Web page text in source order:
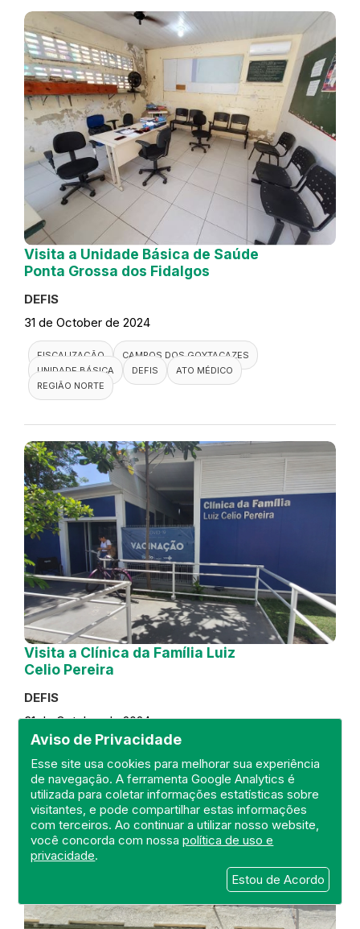
Aviso de Privacidade
Esse site usa cookies para melhorar sua experiência
de navegação. A ferramenta Google Analytics é
utilizada para coletar informações estatísticas sobre
visitantes, e pode compartilhar estas informações
com terceiros. Ao continuar a utilizar nosso website,
você concorda com nossapolítica de uso e
privacidade.
Estou de Acordo
Visita a Unidade Básica de Saúde
Ponta Grossa dos Fidalgos
DEFIS
31 de October de 2024
FISCALIZAÇÃO
CAMPOS DOS GOYTACAZES
UNIDADE BÁSICA
DEFIS
ATO MÉDICO
REGIÃO NORTE
Visita a Clínica da Família Luiz
Celio Pereira
DEFIS
31 de October de 2024
REGIÃO METROPOLITANA
DEFIS
ATO MÉDICO
CLÍNICA DA FAMÍLIA